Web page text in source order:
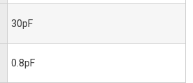
30pF
0.8pF